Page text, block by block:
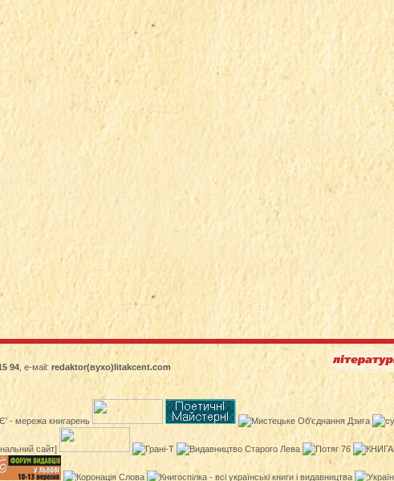
94 , е-маіl: redaktor(вухо)litakcent.com